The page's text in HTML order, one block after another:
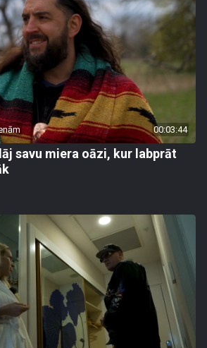
00:03:44
savu miera oāzi, kur labprāt